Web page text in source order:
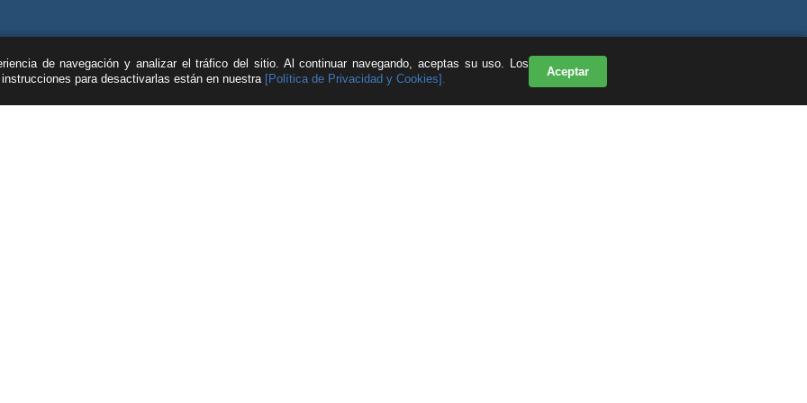
de navegación y analizar el tráfico del sitio. Al continuar navegando, aceptas su uso. Los
para desactivarlas están en nuestra [Política de Privacidad y Cookies].
Aceptar